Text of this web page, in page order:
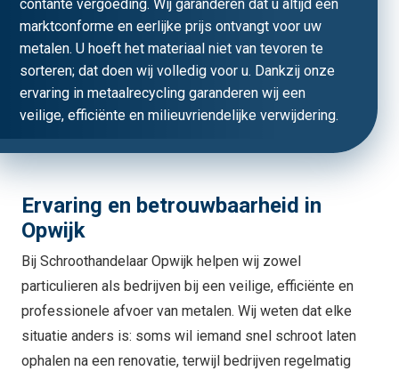
contante vergoeding. Wij garanderen dat u altijd een
marktconforme en eerlijke prijs ontvangt voor uw
metalen. U hoeft het materiaal niet van tevoren te
sorteren; dat doen wij volledig voor u. Dankzij onze
ervaring in metaalrecycling garanderen wij een
veilige, efficiënte en milieuvriendelijke verwijdering.
Ervaring en betrouwbaarheid in
Opwijk
Bij Schroothandelaar Opwijk helpen wij zowel
particulieren als bedrijven bij een veilige, efficiënte en
professionele afvoer van metalen. Wij weten dat elke
situatie anders is: soms wil iemand snel schroot laten
ophalen na een renovatie, terwijl bedrijven regelmatig